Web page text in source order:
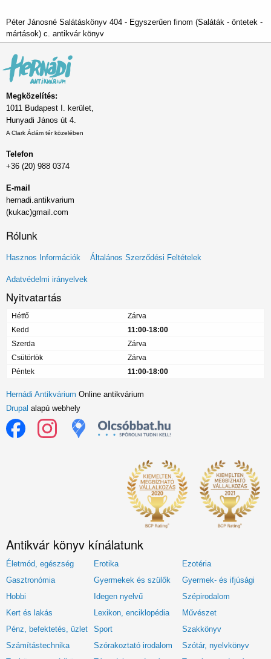
Péter Jánosné Salátáskönyv 404 - Egyszerűen finom (Saláták - öntetek -
mártások) c. antikvár könyv
Megközelítés:
1011 Budapest I. kerület,
Hunyadi János út 4.
A Clark Ádám tér közelében
Telefon
+36 (20) 988 0374
E-mail
hernadi.antikvarium
(kukac)gmail.com
Rólunk
Lábléc
menü
Hasznos Információk Általános Szerződési Feltételek
Adatvédelmi irányelvek
Nyitvatartás
Hétfő
Zárva
Kedd
11:00-18:00
Szerda
Zárva
Csütörtök
Zárva
Péntek
11:00-18:00
Hernádi Antikvárium Online antikvárium
Drupal alapú webhely
Antikvár könyv kínálatunk
Életmód, egészség Erotika
Ezotéria
Gasztronómia
Gyermekek és szülők
Gyermek- és ifjúsági
Hobbi
Idegen nyelvű
Szépirodalom
Kert és lakás
Lexikon, enciklopédia
Művészet
Pénz, befektetés, üzlet
Sport
Szakkönyv
Számítástechnika
Szórakoztató irodalom
Szótár, nyelvkönyv